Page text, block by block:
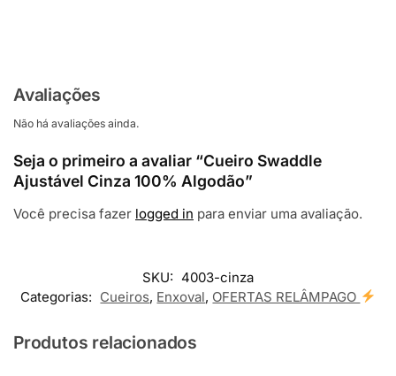
Avaliações
Não há avaliações ainda.
Seja o primeiro a avaliar “Cueiro Swaddle
Ajustável Cinza 100% Algodão”
Você precisa fazer logged in para enviar uma avaliação.
SKU: 4003-cinza
Categorias: Cueiros, Enxoval, OFERTAS RELÂMPAGO
Produtos relacionados